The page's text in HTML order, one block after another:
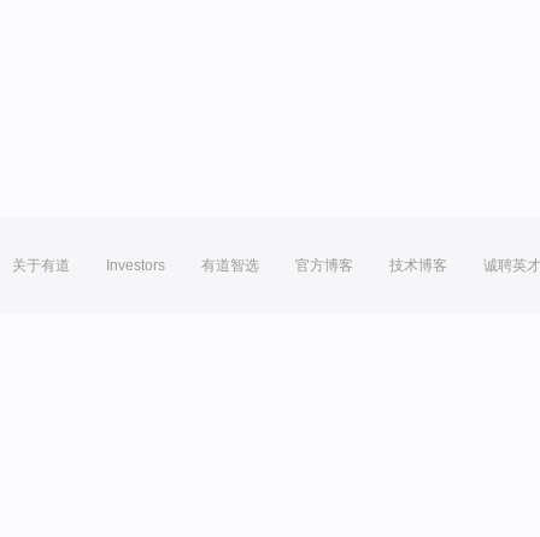
关于有道 Investors 有道智选 官方博客 技术博客 诚聘英才